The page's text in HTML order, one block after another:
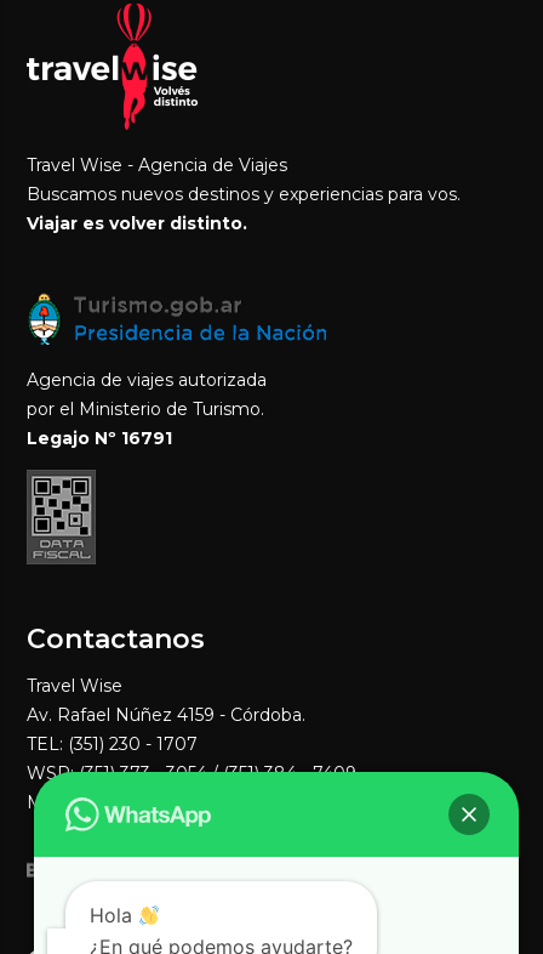
Travel Wise - Agencia de Viajes
Buscamos nuevos destinos y experiencias para vos.
Viajar es volver distinto.
Agencia de viajes autorizada
por el Ministerio de Turismo.
Legajo Nº 16791
Contactanos
Travel Wise
Av. Rafael Núñez 4159 - Córdoba.
TEL: (351) 230 - 1707
WSP:(351) 373 - 3054/ (351) 384 - 7409
MAIL:ventas1@travelwisenet.com
Hola
¿En qué podemos ayudarte?